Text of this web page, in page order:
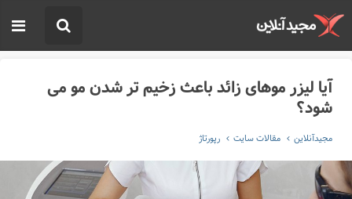
آیا لیزر موهای زائد باعث زخیم تر شدن مو می
شود؟
مجیدآنلاین مقالات سایت رپورتاژ